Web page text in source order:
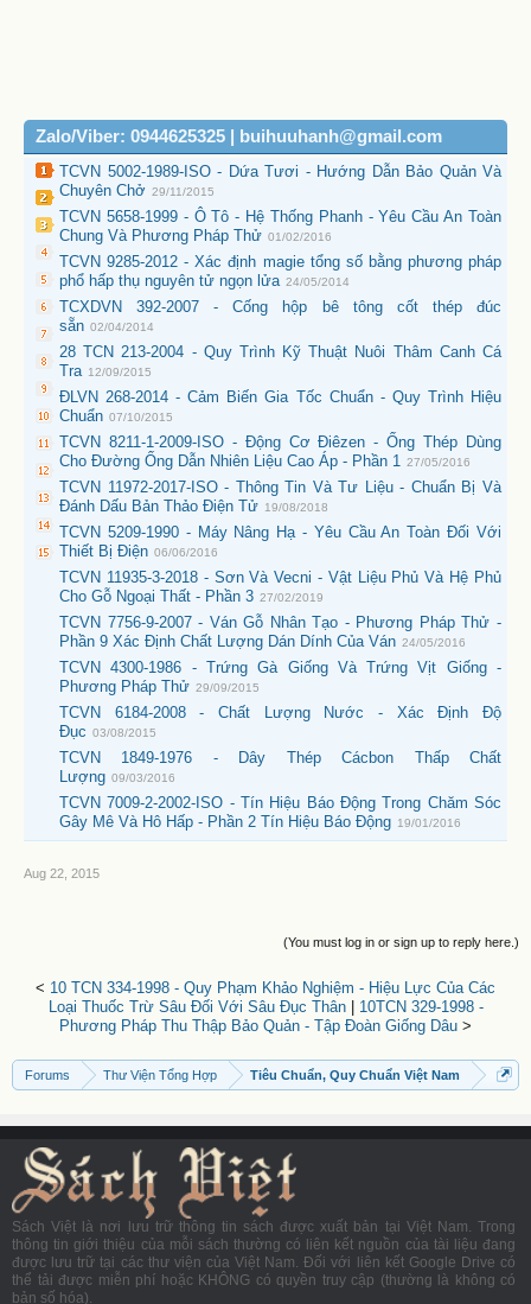
Zalo/Viber: 0944625325 | buihuuhanh@gmail.com
TCVN 5002-1989-ISO - Dứa Tươi - Hướng Dẫn Bảo Quản Và
Chuyên Chở 29/11/2015
TCVN 5658-1999 - Ô Tô - Hệ Thống Phanh - Yêu Cầu An Toàn
Chung Và Phương Pháp Thử 01/02/2016
TCVN 9285-2012 - Xác định magie tổng số bằng phương pháp
phổ hấp thụ nguyên tử ngọn lửa 24/05/2014
TCXDVN 392-2007 - Cống hộp bê tông cốt thép đúc
sẵn 02/04/2014
28 TCN 213-2004 - Quy Trình Kỹ Thuật Nuôi Thâm Canh Cá
Tra 12/09/2015
ĐLVN 268-2014 - Cảm Biến Gia Tốc Chuẩn - Quy Trình Hiệu
Chuẩn 07/10/2015
TCVN 8211-1-2009-ISO - Động Cơ Điêzen - Ống Thép Dùng
Cho Đường Ống Dẫn Nhiên Liệu Cao Áp - Phần 1 27/05/2016
TCVN 11972-2017-ISO - Thông Tin Và Tư Liệu - Chuẩn Bị Và
Đánh Dấu Bản Thảo Điện Tử 19/08/2018
TCVN 5209-1990 - Máy Nâng Hạ - Yêu Cầu An Toàn Đối Với
Thiết Bị Điện 06/06/2016
TCVN 11935-3-2018 - Sơn Và Vecni - Vật Liệu Phủ Và Hệ Phủ
Cho Gỗ Ngoại Thất - Phần 3 27/02/2019
TCVN 7756-9-2007 - Ván Gỗ Nhân Tạo - Phương Pháp Thử -
Phần 9 Xác Định Chất Lượng Dán Dính Của Ván 24/05/2016
TCVN 4300-1986 - Trứng Gà Giống Và Trứng Vịt Giống -
Phương Pháp Thử 29/09/2015
TCVN 6184-2008 - Chất Lượng Nước - Xác Định Độ
Đục 03/08/2015
TCVN 1849-1976 - Dây Thép Cácbon Thấp Chất
Lượng 09/03/2016
TCVN 7009-2-2002-ISO - Tín Hiệu Báo Động Trong Chăm Sóc
Gây Mê Và Hô Hấp - Phần 2 Tín Hiệu Báo Động 19/01/2016
Aug 22, 2015
(You must log in or sign up to reply here.)
< 10 TCN 334-1998 - Quy Phạm Khảo Nghiệm - Hiệu Lực Của Các
Loại Thuốc Trừ Sâu Đối Với Sâu Đục Thân| 10TCN 329-1998 -
Phương Pháp Thu Thập Bảo Quản - Tập Đoàn Giống Dâu >
Forums Thư Viện Tổng Hợp Tiêu Chuẩn, Quy Chuẩn Việt Nam
Sách Việt là nơi lưu trữ thông tin sách được xuất bản tại Việt Nam. Trong
thông tin giới thiệu của mỗi sách thường có liên kết nguồn của tài liệu đang
được lưu trữ tại các thư viện của Việt Nam. Đối với liên kết Google Drive có
thể tải được miễn phí hoặc KHÔNG có quyền truy cập (thường là không có
bản số hóa).